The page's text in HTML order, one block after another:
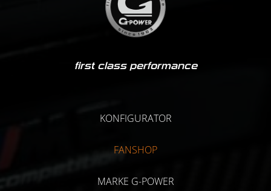
first class performance
KONFIGURATOR
FANSHOP
MARKE G-POWER